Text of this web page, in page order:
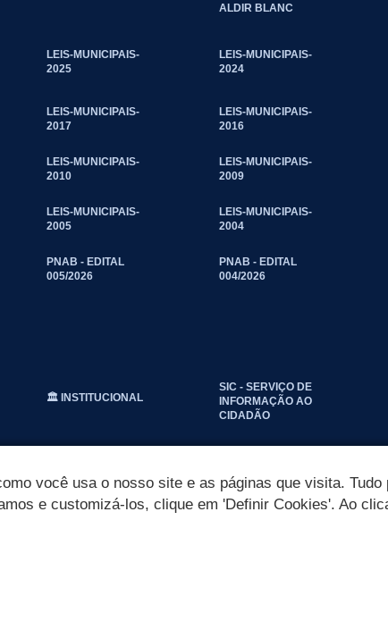
ALDIR BLANC
LEIS-MUNICIPAIS-
2025
LEIS-MUNICIPAIS-
2024
LEIS-MUNICIPAIS-
2017
LEIS-MUNICIPAIS-
2016
LEIS-MUNICIPAIS-
2010
LEIS-MUNICIPAIS-
2009
LEIS-MUNICIPAIS-
2005
LEIS-MUNICIPAIS-
2004
PNAB - EDITAL
005/2026
PNAB - EDITAL
004/2026
🏛️ INSTITUCIONAL
SIC - SERVIÇO DE
INFORMAÇÃO AO
CIDADÃO
você usa o nosso site e as páginas que visita.
e customizá-los, clique em 'Definir Cookies'. Ao